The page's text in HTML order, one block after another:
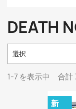
DEATH
選択
1-7 を表示中 合計
新